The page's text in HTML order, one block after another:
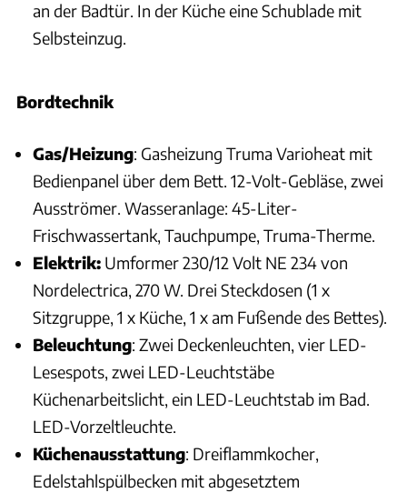
an der Badtür. In der Küche eine Schublade mit
Selbsteinzug.
Bordtechnik
Gas/Heizung: Gasheizung Truma Varioheat mit
Bedienpanel über dem Bett. 12-Volt-Gebläse, zwei
Ausströmer. Wasseranlage: 45-Liter-
Frischwassertank, Tauchpumpe, Truma-Therme.
Elektrik: Umformer 230/12 Volt NE 234 von
Nordelectrica, 270 W. Drei Steckdosen (1 x
Sitzgruppe, 1 x Küche, 1 x am Fußende des Bettes).
Beleuchtung: Zwei Deckenleuchten, vier LED-
Lesespots, zwei LED-Leuchtstäbe
Küchenarbeitslicht, ein LED-Leuchtstab im Bad.
LED-Vorzeltleuchte.
Küchenausstattung: Dreiflammkocher,
Edelstahlspülbecken mit abgesetztem